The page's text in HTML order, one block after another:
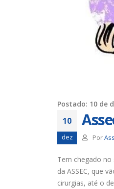
Postado: 10 de
10
dez Por
Tem chegado
da ASSEC, que
cirurgias, até o
Eleição
21 de julho de 2026
Duas
eleição